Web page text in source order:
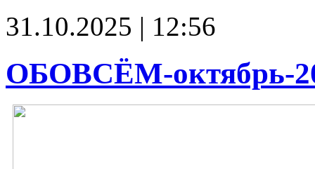
31.10.2025 | 12:56
ОБОВСЁМ-октябрь-